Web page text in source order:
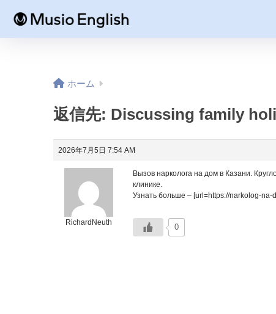
ホーム
返信先: Discussing family
2026年7月5日 7:54 AM
RichardNeuth
Вызов нарколога на дом в Казани.
клинике.
Узнать больше – [url=https://narkolog-na-
0